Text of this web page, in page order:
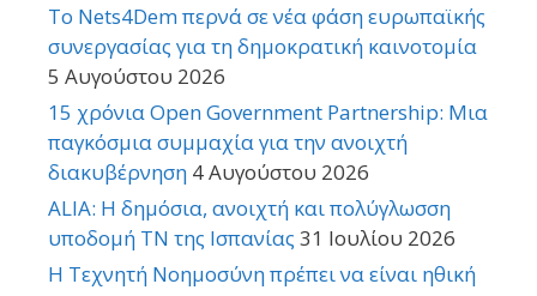
Το Nets4Dem περνά σε νέα φάση ευρωπαϊκής
συνεργασίας για τη δημοκρατική καινοτομία
5 Αυγούστου 2026
15 χρόνια Open Government Partnership: Μια
παγκόσμια συμμαχία για την ανοιχτή
διακυβέρνηση 4 Αυγούστου 2026
ALIA: Η δημόσια, ανοιχτή και πολύγλωσση
υποδομή ΤΝ της Ισπανίας 31 Ιουλίου 2026
Η Τεχνητή Νοημοσύνη πρέπει να είναι ηθική